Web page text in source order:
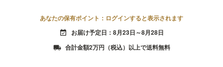
あなたの保有ポイント：ログインすると表示されます
event_available お届け予定日：8月23日～8月28日
local_shipping 合計金額2万円（税込）以上で送料無料